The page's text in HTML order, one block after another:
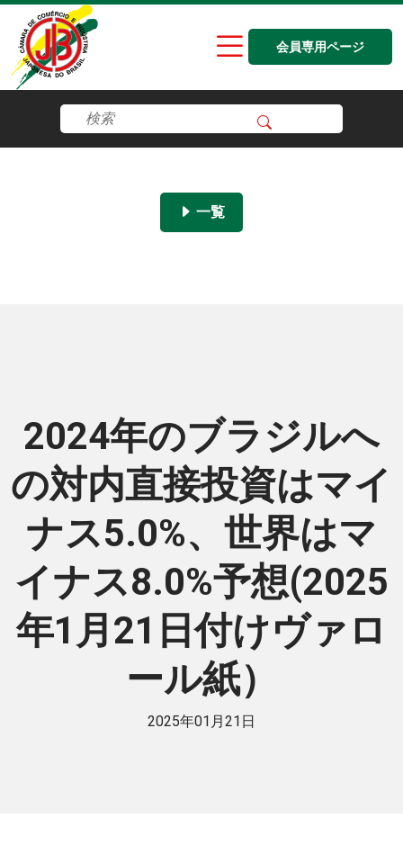
会員専用ページ
一覧
2024年のブラジルへ
の対内直接投資はマイ
ナス5.0%、世界はマ
イナス8.0%予想(2025
年1月21日付けヴァロ
ール紙）
2025年01月21日